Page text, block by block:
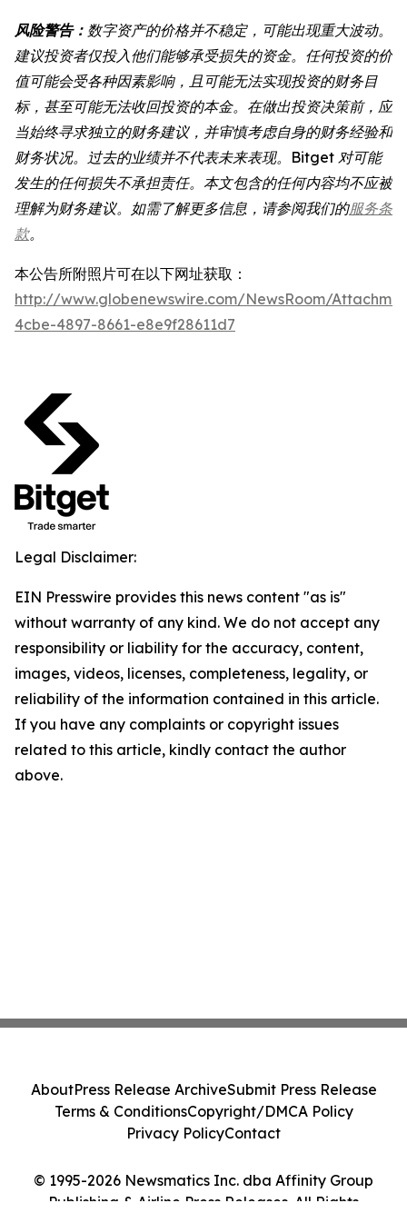
风险警告： 数字资产的价格并不稳定，可能出现重大波动。
建议投资者仅投入他们能够承受损失的资金。任何投资的价
值可能会受各种因素影响，且可能无法实现投资的财务目
标，甚至可能无法收回投资的本金。在做出投资决策前，应
当始终寻求独立的财务建议，并审慎考虑自身的财务经验和
财务状况。过去的业绩并不代表未来表现。Bitget 对可能
发生的任何损失不承担责任。本文包含的任何内容均不应被
理解为财务建议。如需了解更多信息，请参阅我们的服务条
款。
本公告所附照片可在以下网址获取：
http://www.globenewswire.com/NewsRoom/
4cbe-4897-8661-e8e9f28611d7
Legal Disclaimer:
EIN Presswire provides this news content "as is"
without warranty of any kind. We do not accept any
responsibility or liability for the accuracy, content,
images, videos, licenses, completeness, legality, or
reliability of the information contained in this article.
If you have any complaints or copyright issues
related to this article, kindly contact the author
above.
© 1995-2026 Newsmatics Inc. dba Affinity Group
Publishing & Airline Press Releases. All Rights
AboutPress Release ArchiveSubmit Press Release
Terms & ConditionsCopyright/DMCA Policy
Privacy PolicyContact